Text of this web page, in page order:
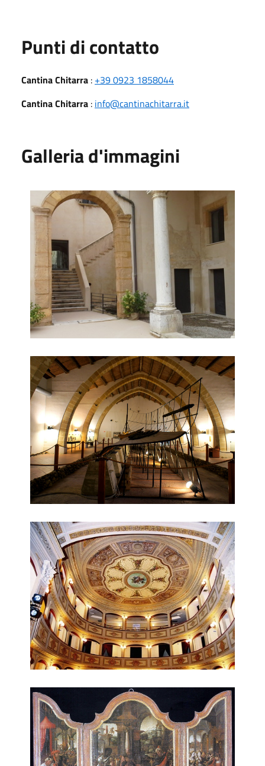
Punti di contatto
Cantina Chitarra : +39 0923 1858044
Cantina Chitarra : info@cantinachitarra.it
Galleria d'immagini
Palazzo Grignani
Nave punica
Teatro comunale
Trittico Marsala